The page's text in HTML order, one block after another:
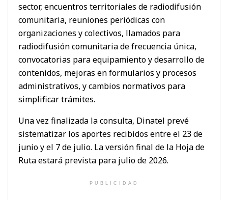
sector, encuentros territoriales de radiodifusión
comunitaria, reuniones periódicas con
organizaciones y colectivos, llamados para
radiodifusión comunitaria de frecuencia única,
convocatorias para equipamiento y desarrollo de
contenidos, mejoras en formularios y procesos
administrativos, y cambios normativos para
simplificar trámites.
Una vez finalizada la consulta, Dinatel prevé
sistematizar los aportes recibidos entre el 23 de
junio y el 7 de julio. La versión final de la Hoja de
Ruta estará prevista para julio de 2026.
PUBLICIDAD